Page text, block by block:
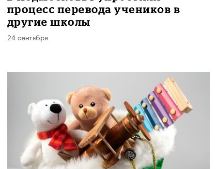
процесс перевода учеников в
другие школы
24 сентября